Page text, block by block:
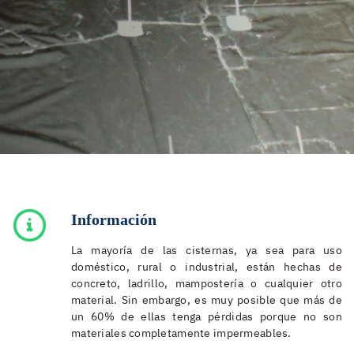
Información
La mayoría de las cisternas, ya sea para uso
doméstico, rural o industrial, están hechas de
concreto, ladrillo, mampostería o cualquier otro
material. Sin embargo, es muy posible que más de
un 60% de ellas tenga pérdidas porque no son
materiales completamente impermeables.